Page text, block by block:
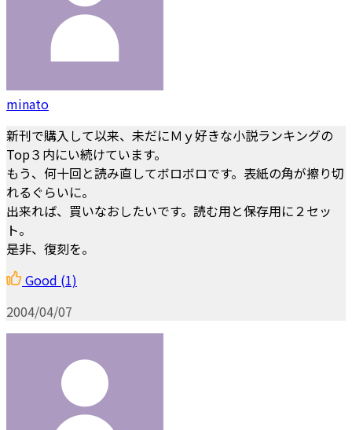
minato
新刊で購入して以来、未だにＭｙ好きな小説ランキングの
Top３内にい続けています。
もう、何十回と読み直してボロボロです。表紙の角が擦り切
れるぐらいに。
出来れば、買いなおしたいです。読む用と保存用に２セッ
ト。
是非、復刻を。
Good (1)
2004/04/07